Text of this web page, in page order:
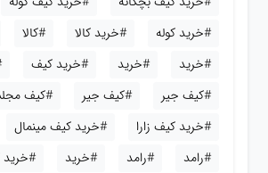
#خرید کوله
#خرید کالا #کالا
#خرید
#خرید #خرید کیف
#کیف جیر
#کیف جیر
#کیف
#خرید کیف زارا
#خرید کیف مینمال
#رامد
#رامد #خرید